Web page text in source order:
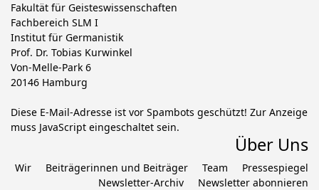
Fakultät für Geisteswissenschaften
Fachbereich SLM I
Institut für Germanistik
Prof. Dr. Tobias Kurwinkel
Von-Melle-Park 6
20146 Hamburg
Diese E-Mail-Adresse ist vor Spambots geschützt! Zur Anzeige
muss JavaScript eingeschaltet sein.
Über Uns
Wir Beiträgerinnen und Beiträger Team
Pressespiegel
Newsletter-Archiv
Newsletter abonnieren